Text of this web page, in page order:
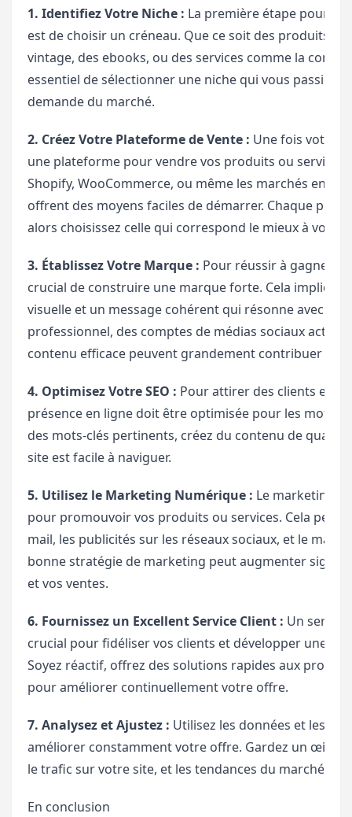
1. Identifiez Votre Niche : La première étape pour
est de choisir un créneau. Que ce soit des produits
vintage, des ebooks, ou des services comme la
essentiel de sélectionner une niche qui vous
demande du marché.
2. Créez Votre Plateforme de Vente : Une fois votre
une plateforme pour vendre vos produits ou
Shopify, WooCommerce, ou même les marchés en
offrent des moyens faciles de démarrer. Chaque
alors choisissez celle qui correspond le mieux à vos
3. Établissez Votre Marque : Pour réussir à gagner
crucial de construire une marque forte. Cela
visuelle et un message cohérent qui résonne avec
professionnel, des comptes de médias sociaux actifs,
contenu efficace peuvent grandement contribuer à
4. Optimisez Votre SEO : Pour attirer des clients et
présence en ligne doit être optimisée pour les
des mots-clés pertinents, créez du contenu de
site est facile à naviguer.
5. Utilisez le Marketing Numérique : Le marketing
pour promouvoir vos produits ou services. Cela peut
mail, les publicités sur les réseaux sociaux, et le
bonne stratégie de marketing peut augmenter
et vos ventes.
6. Fournissez un Excellent Service Client : Un
crucial pour fidéliser vos clients et développer une
Soyez réactif, offrez des solutions rapides aux
pour améliorer continuellement votre offre.
7. Analysez et Ajustez : Utilisez les données et les
améliorer constamment votre offre. Gardez un œil
le trafic sur votre site, et les tendances du marché
En conclusion